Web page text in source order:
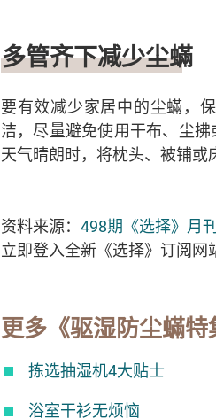
多管齐下减少尘蟎
要有效减少家居中的尘蟎，
洁，尽量避免使用干布、尘
天气晴朗时，将枕头、被铺或
资料来源： 498期《选择》月
立即登入全新《选择》订阅网
更多《驱湿防尘蟎特
拣选抽湿机4大贴士
浴室干衫无烦恼